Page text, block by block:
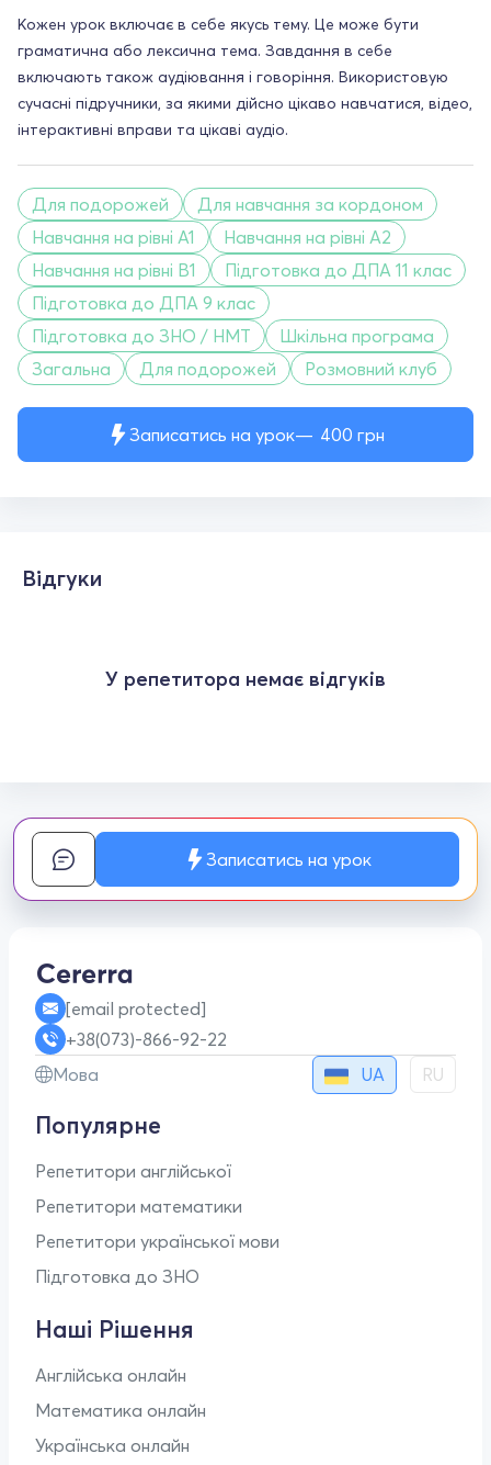
Записатись на урок 400 грн
Кожен урок включає в себе якусь тему. Це може бути
граматична або лексична тема. Завдання в себе
включають також аудіювання і говоріння. Використовую
сучасні підручники, за якими дійсно цікаво навчатися, відео,
інтерактивні вправи та цікаві аудіо.
Для подорожей
Для навчання за кордоном
Навчання на рівні A1
Навчання на рівні A2
Навчання на рівні B1
Підготовка до ДПА 11 клас
Підготовка до ДПА 9 клас
Підготовка до ЗНО / НМТ
Шкільна програма
Загальна
Для подорожей Розмовний клуб
Відгуки
У репетитора немає відгуків
Записатись на урок
[email protected]
+38(073)-866-92-22
Мова
UA RU
Популярне
Репетитори англійської
Репетитори математики
Репетитори української мови
Підготовка до ЗНО
Наші Рішення
Англійська онлайн
Математика онлайн
Українська онлайн